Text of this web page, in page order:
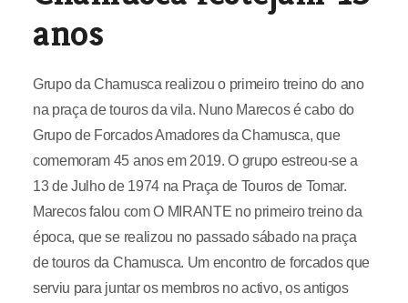
anos
Grupo da Chamusca realizou o primeiro treino do ano
na praça de touros da vila. Nuno Marecos é cabo do
Grupo de Forcados Amadores da Chamusca, que
comemoram 45 anos em 2019. O grupo estreou-se a
13 de Julho de 1974 na Praça de Touros de Tomar.
Marecos falou com O MIRANTE no primeiro treino da
época, que se realizou no passado sábado na praça
de touros da Chamusca. Um encontro de forcados que
serviu para juntar os membros no activo, os antigos